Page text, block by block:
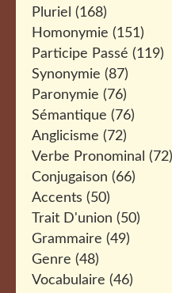
Pluriel (168)
Homonymie (151)
Participe Passé (119)
Synonymie (87)
Paronymie (76)
Sémantique (76)
Anglicisme (72)
Verbe Pronominal (72)
Conjugaison (66)
Accents (50)
Trait D'union (50)
Grammaire (49)
Genre (48)
Vocabulaire (46)